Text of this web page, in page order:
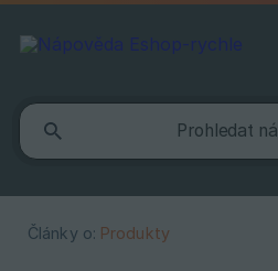
Články o: Produkty